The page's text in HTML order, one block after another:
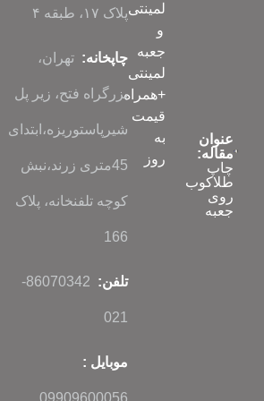
عنوان
مقاله:
چاپ
طلاکوب
روی
جعبه
لمینتی
و
جعبه
لمینتی
+همراه
قیمت
به
روز
پلاک ۱۷، طبقه ۴
چاپخانه: تهران،
بزرگراه فتح، زیر پل
شیرپاستوریزه،ابتدای
45متری زرند،نبش
کوچه تلفنخانه، پلاک
166
تلفن: 86070342-
021
موبایل :
09909600056